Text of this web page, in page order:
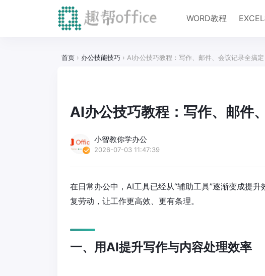
WORD教程
首页 › 办公技能技巧 › AI办公技巧教程：写作、邮件、会议记录全搞定
AI办公技巧教程：写作、邮件
小智教你学办公
2026-07-03 11:47:39
在日常办公中，AI工具已经从“辅助工具”逐渐变成提
复劳动，让工作更高效、更有条理。
一、用AI提升写作与内容处理效率